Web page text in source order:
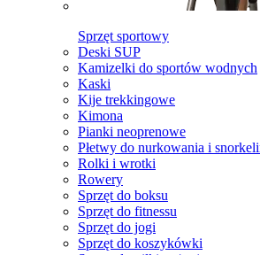
Sprzęt sportowy
Deski SUP
Kamizelki do sportów wodnych
Kaski
Kije trekkingowe
Kimona
Pianki neoprenowe
Płetwy do nurkowania i
Rolki i wrotki
Rowery
Sprzęt do boksu
Sprzęt do fitnessu
Sprzęt do jogi
Sprzęt do koszykówki